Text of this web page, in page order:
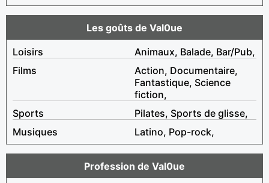
Les goûts de Val0ue
Loisirs
Animaux, Balade, Bar/Pub,
Films
Action, Documentaire,
Fantastique, Science
fiction,
Sports
Pilates, Sports de glisse,
Musiques
Latino, Pop-rock,
Profession de Val0ue